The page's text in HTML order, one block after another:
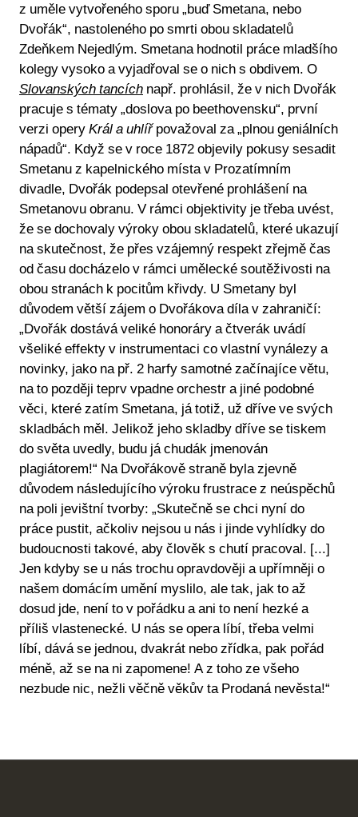
z uměle vytvořeného sporu „buď Smetana, nebo
Dvořák“, nastoleného po smrti obou skladatelů
Zdeňkem Nejedlým. Smetana hodnotil práce mladšího
kolegy vysoko a vyjadřoval se o nich s obdivem. O
Slovanských tancích např. prohlásil, že v nich Dvořák
pracuje s tématy „doslova po beethovensku“, první
verzi opery Král a uhlířpovažoval za „plnou geniálních
nápadů“. Když se v roce 1872 objevily pokusy sesadit
Smetanu z kapelnického místa v Prozatímním
divadle, Dvořák podepsal otevřené prohlášení na
Smetanovu obranu. V rámci objektivity je třeba uvést,
že se dochovaly výroky obou skladatelů, které ukazují
na skutečnost, že přes vzájemný respekt zřejmě čas
od času docházelo v rámci umělecké soutěživosti na
obou stranách k pocitům křivdy. U Smetany byl
důvodem větší zájem o Dvořákova díla v zahraničí:
„Dvořák dostává veliké honoráry a čtverák uvádí
všeliké effekty v instrumentaci co vlastní vynálezy a
novinky, jako na př. 2 harfy samotné začínajíce větu,
na to později teprv vpadne orchestr a jiné podobné
věci, které zatím Smetana, já totiž, už dříve ve svých
skladbách měl. Jelikož jeho skladby dříve se tiskem
do světa uvedly, budu já chudák jmenován
plagiátorem!“ Na Dvořákově straně byla zjevně
důvodem následujícího výroku frustrace z neúspěchů
na poli jevištní tvorby: „Skutečně se chci nyní do
práce pustit, ačkoliv nejsou u nás i jinde vyhlídky do
budoucnosti takové, aby člověk s chutí pracoval. [...]
Jen kdyby se u nás trochu opravdověji a upřímněji o
našem domácím umění myslilo, ale tak, jak to až
dosud jde, není to v pořádku a ani to není hezké a
příliš vlastenecké. U nás se opera líbí, třeba velmi
líbí, dává se jednou, dvakrát nebo zřídka, pak pořád
méně, až se na ni zapomene! A z toho ze všeho
nezbude nic, nežli věčně věkův ta Prodaná nevěsta!“